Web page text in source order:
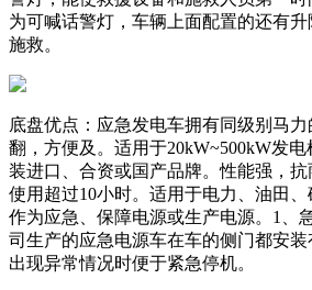
为可喊话警灯，车辆上面配置的还有
施救。
底盘优点：应急发电车拥有同级别马
翻，方便及。适用于20kW~500kW发
装进口、合资或国产品牌。性能强，
使用超过10小时。适用于电力、油田
作为应急、保障电源或生产电源。1、
司生产的应急电源车在车的侧门都安
出现异常情况时便于紧急停机。